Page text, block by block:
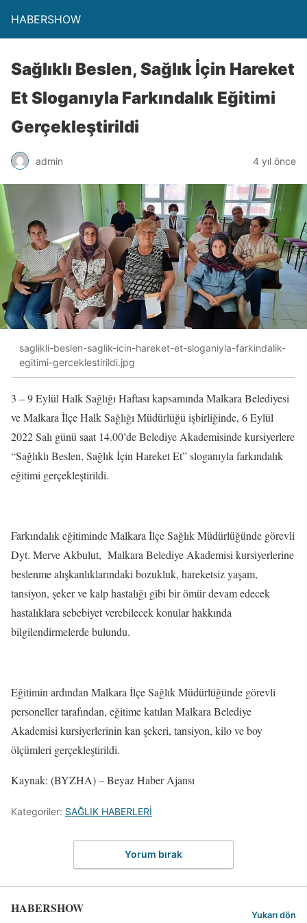
HABERSHOW
Sağlıklı Beslen, Sağlık İçin Hareket
Et Sloganıyla Farkındalık Eğitimi
Gerçekleştirildi
admin 4 yıl önce
saglikli-beslen-saglik-icin-hareket-et-sloganiyla-farkindalik-
egitimi-gerceklestirildi.jpg
3 – 9 Eylül Halk Sağlığı Haftası kapsamında Malkara Belediyesi
ve Malkara İlçe Halk Sağlığı Müdürlüğü işbirliğinde, 6 Eylül
2022 Salı günü saat 14.00’de Belediye Akademisinde kursiyerlere
“Sağlıklı Beslen, Sağlık İçin Hareket Et” sloganıyla farkındalık
eğitimi gerçekleştirildi.
Farkındalık eğitiminde Malkara İlçe Sağlık Müdürlüğünde görevli
Dyt. Merve Akbulut, Malkara Belediye Akademisi kursiyerlerine
beslenme alışkanlıklarındaki bozukluk, hareketsiz yaşam,
tansiyon, şeker ve kalp hastalığı gibi bir ömür devam edecek
hastalıklara sebebiyet verebilecek konular hakkında
bilgilendirmelerde bulundu.
Eğitimin ardından Malkara İlçe Sağlık Müdürlüğünde görevli
personeller tarafından, eğitime katılan Malkara Belediye
Akademisi kursiyerlerinin kan şekeri, tansiyon, kilo ve boy
ölçümleri gerçekleştirildi.
Kaynak: (BYZHA) – Beyaz Haber Ajansı
Kategoriler: SAĞLIK HABERLERİ
Yorum bırak
HABERSHOW Yukarı dön